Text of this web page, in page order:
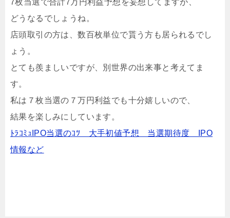
7枚当選で合計7万円利益予想を妄想してますが、
どうなるでしょうね。
店頭取引の方は、数百枚単位で貰う方も居られるでし
ょう。
とても羨ましいですが、別世界の出来事と考えてま
す。
私は７枚当選の７万円利益でも十分嬉しいので、
結果を楽しみにしています。
ﾄﾗｺﾐｭIPO当選のｺﾂ 大手初値予想 当選期待度 IPO
情報など